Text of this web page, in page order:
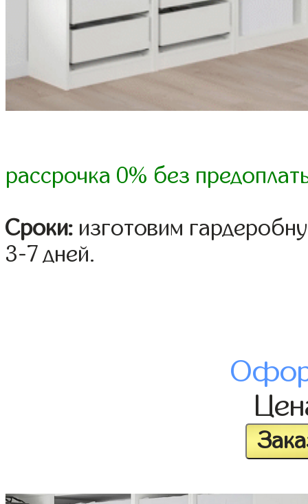
рассрочка 0% без
Сроки: изготовим
3-7 дней.